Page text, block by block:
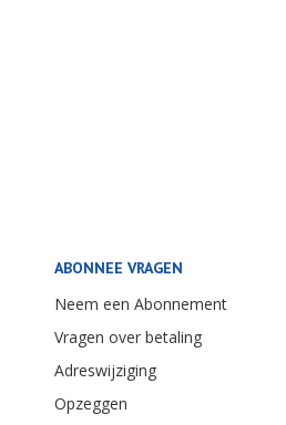
ABONNEE VRAGEN
Neem een Abonnement
Vragen over betaling
Adreswijziging
Opzeggen